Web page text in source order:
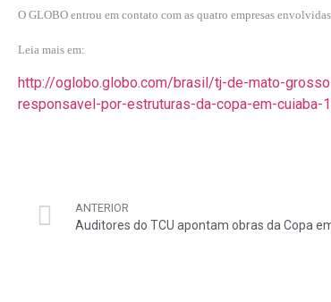
O GLOBO entrou em contato com as quatro empresas
Leia mais em:
http://oglobo.globo.com/brasil/tj-de-mato-
responsavel-por-estruturas-da-copa-em-cuiaba-
ANTERIOR